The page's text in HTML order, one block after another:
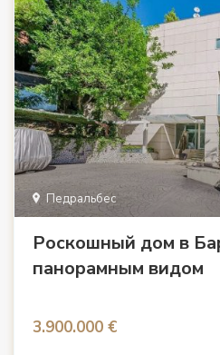
Педральбес
Роскошный дом в
панорамным видом
3.900.000 €